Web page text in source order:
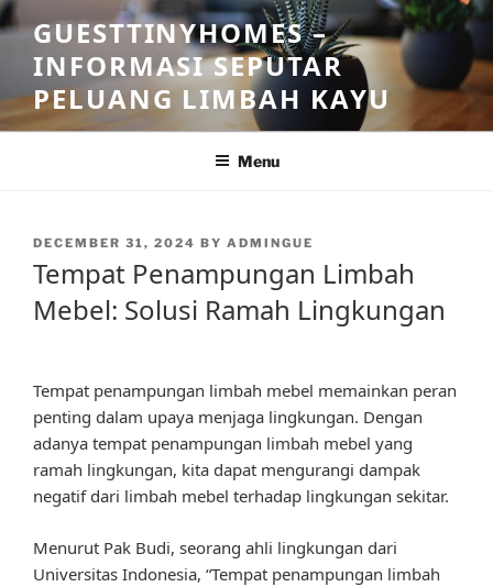
Skip
to
content
GUESTTINYHOMES –
INFORMASI SEPUTAR
PELUANG LIMBAH KAYU
Menu
POSTED
DECEMBER 31, 2024 BY ADMINGUE
Tempat Penampungan Limbah
Mebel: Solusi Ramah Lingkungan
Tempat penampungan limbah mebel memainkan peran
penting dalam upaya menjaga lingkungan. Dengan
adanya tempat penampungan limbah mebel yang
ramah lingkungan, kita dapat mengurangi dampak
negatif dari limbah mebel terhadap lingkungan sekitar.
Menurut Pak Budi, seorang ahli lingkungan dari
Universitas Indonesia, “Tempat penampungan limbah